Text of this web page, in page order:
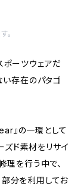
。
ポーツウェアだ
い存在のパタゴ
』の一環として
ド素材をリサイ
理を行う中で、
分を利用してお